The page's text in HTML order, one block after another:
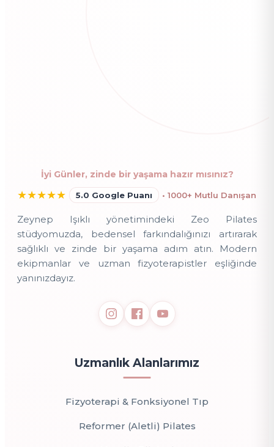
İyi Günler, zinde bir yaşama hazır mısınız?
★★★★★ 5.0 Google Puanı • 1000+ Mutlu Danışan
Zeynep Işıklı yönetimindeki Zeo Pilates
stüdyomuzda, bedensel farkındalığınızı artırarak
sağlıklı ve zinde bir yaşama adım atın. Modern
ekipmanlar ve uzman fizyoterapistler eşliğinde
yanınızdayız.
Uzmanlık Alanlarımız
Fizyoterapi & Fonksiyonel Tıp
Reformer (Aletli) Pilates